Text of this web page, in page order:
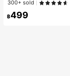
เกือบหมดแล้ว!
เกือบหมดแล้ว!
#1 ขายดี
เกือบหมดแล้ว!
300+ sold
฿499